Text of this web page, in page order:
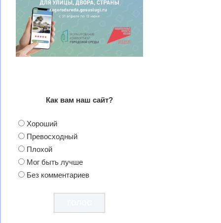
Как вам наш сайт?
Хороший
Превосходный
Плохой
Мог быть лучше
Без комментариев